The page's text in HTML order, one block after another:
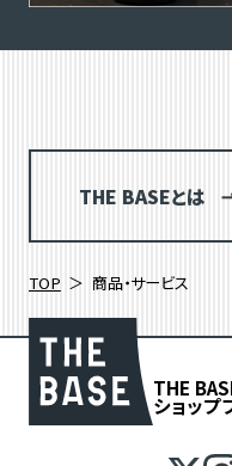
THE BASEとは
TOP 商品・サービス
THE
ショップ